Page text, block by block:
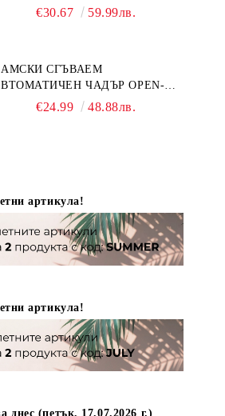
€30.67 59.99лв.
СГЪВАЕМ
ЧАДЪР OPEN-
| PERLETTI TECHNOLOGY
€24.99 48.88лв.
артикула!
артикула!
(петък, 17.07.2026 г.)